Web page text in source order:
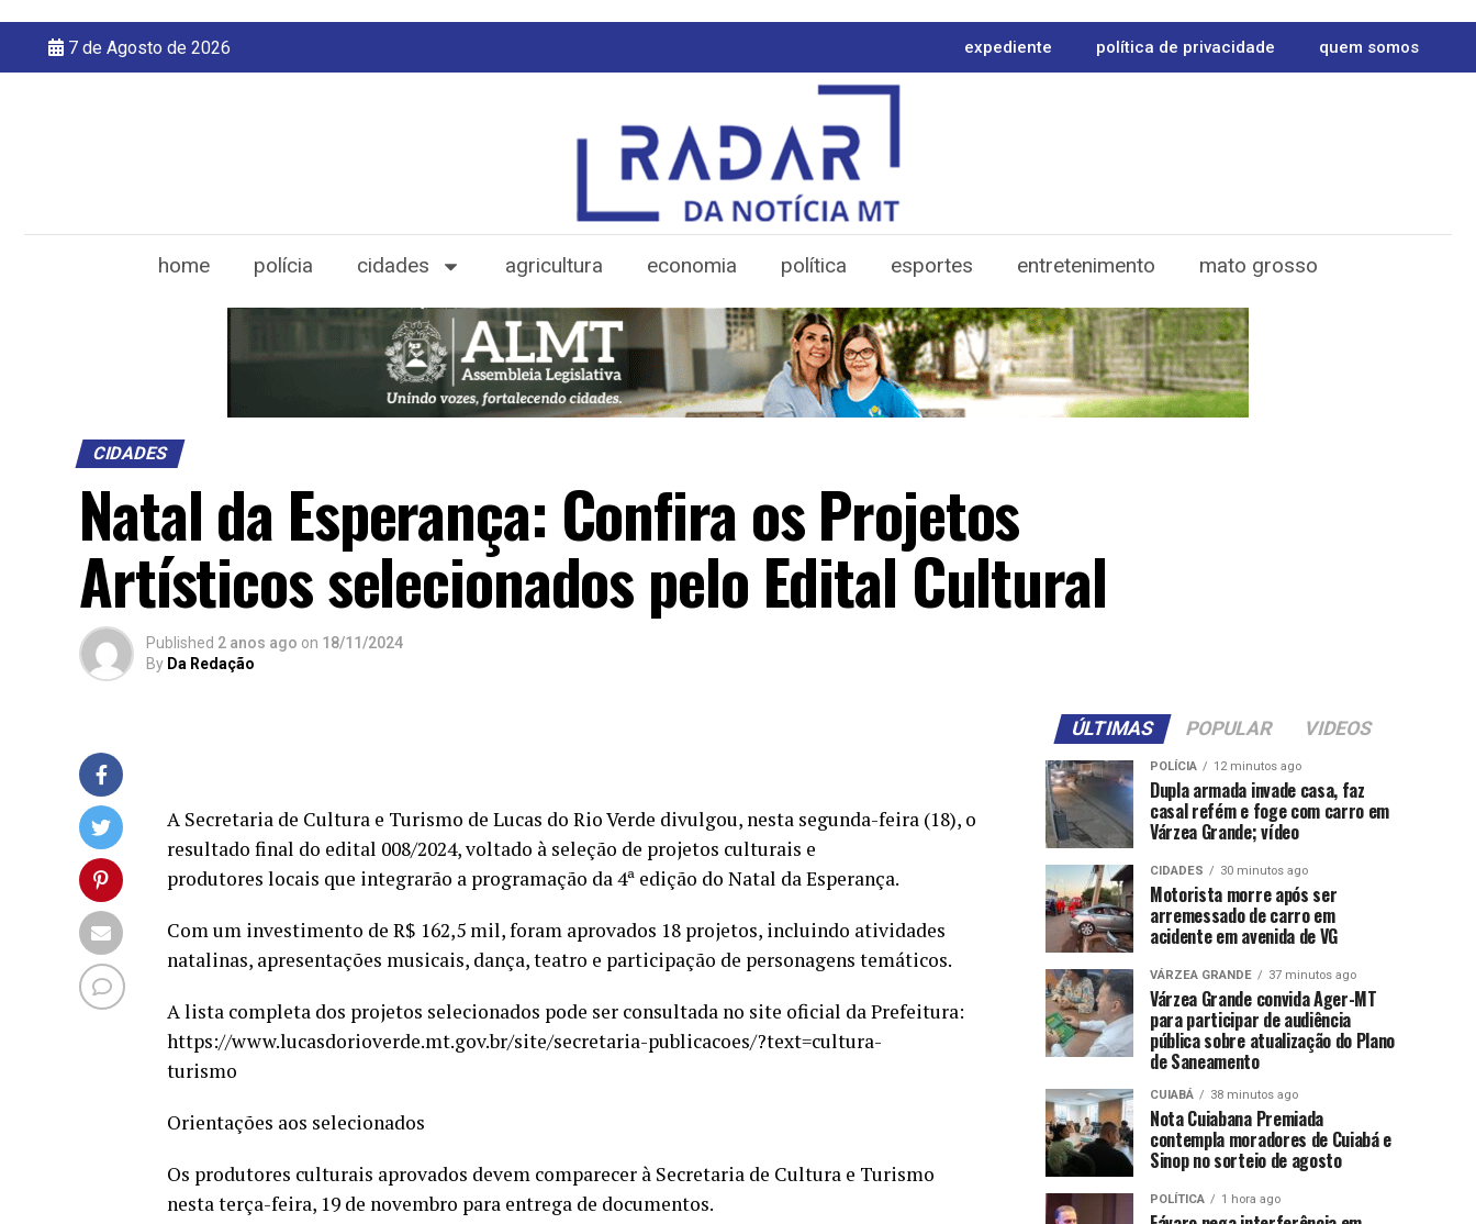
7 de Agosto de 2026 expediente política de privacidade quem somos
home polícia cidades agricultura economia política esportes entretenimento mato grosso
CIDADES
Natal da Esperança: Confira os Projetos
Artísticos selecionados pelo Edital Cultural
Published 2 anos ago on 18/11/2024
By Da Redação
A Secretaria de Cultura e Turismo de Lucas do Rio Verde divulgou, nesta segunda-feira (18), o
resultado final do edital 008/2024, voltado à seleção de projetos culturais e
produtores locais que integrarão a programação da 4ª edição do Natal da Esperança.
Com um investimento de R$ 162,5 mil, foram aprovados 18 projetos, incluindo atividades
natalinas, apresentações musicais, dança, teatro e participação de personagens temáticos.
A lista completa dos projetos selecionados pode ser consultada no site oficial da Prefeitura:
https://www.lucasdorioverde.mt.gov.br/site/secretaria-publicacoes/?text=cultura-
turismo
Orientações aos selecionados
Os produtores culturais aprovados devem comparecer à Secretaria de Cultura e Turismo
nesta terça-feira, 19 de novembro para entrega de documentos.
ÚLTIMAS POPULAR VIDEOS
POLÍCIA 12 minutos ago
Dupla armada invade casa, faz
casal refém e foge com carro em
Várzea Grande; vídeo
CIDADES 30 minutos ago
Motorista morre após ser
arremessado de carro em
acidente em avenida de VG
VÁRZEA GRANDE 37 minutos ago
Várzea Grande convida Ager-MT
para participar de audiência
pública sobre atualização do Plano
de Saneamento
CUIABÁ 38 minutos ago
Nota Cuiabana Premiada
contempla moradores de Cuiabá e
Sinop no sorteio de agosto
POLÍTICA 1 hora ago